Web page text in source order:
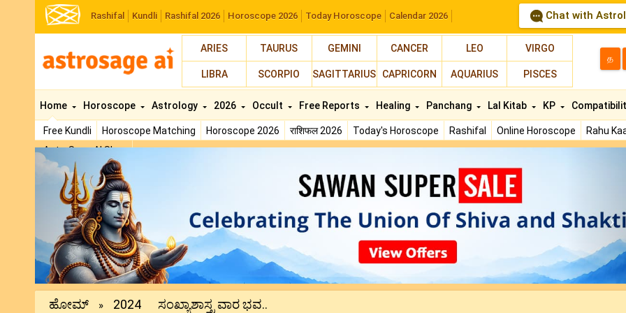
Rashifal Kundli Rashifal 2026 Horoscope 2026 Today Horoscope Calendar 2026 Chat with
ARIES TAURUS GEMINI CANCER LEO VIRGO
LIBRA SCORPIO SAGITTARIUS CAPRICORN AQUARIUS PISCES
த
Home
Free Kundli Horoscope Matching Horoscope 2026 राशिफल 2026 Today's Horoscope Rashifal Online Horoscope Rahu
AstroSage AI Shop
Horoscope Astrology 2026 Occult Free Reports Healing Panchang Lal Kitab KP
Previous
ಹೋಮ್ » 2024 ಸಂಖ್ಯಾಶಾಸ್ತ್ರ ವಾರ ಭವ..